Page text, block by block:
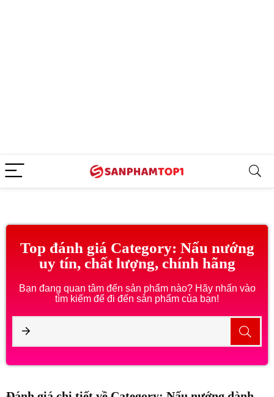
Top đánh giá Category: Nấu nướng
uy tín, chất lượng, chính hãng
Bạn đang quan tâm đến sản phẩm nào? Hãy nhấn vào
tìm kiếm để đi đến sản phẩm của bạn!